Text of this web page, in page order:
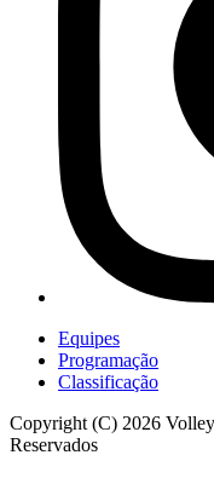
Equipes
Programação
Classificação
Copyright (C) 2026
Reservados